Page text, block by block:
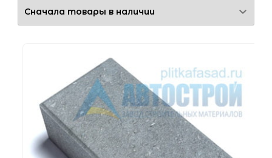
Толщина
65 мм
80 мм
Частичный
Цвет
Бежевый
Белый Желтый
Коричневый Красный Оранжевый